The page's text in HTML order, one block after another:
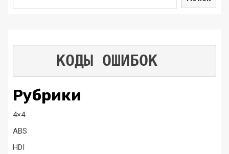
КОДЫ ОШИБОК
Рубрики
4×4
ABS
HDI